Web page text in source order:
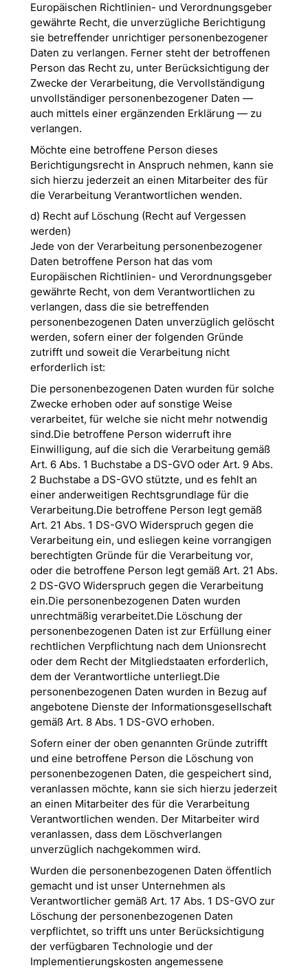
Europäischen Richtlinien- und Verordnungsgeber
gewährte Recht, die unverzügliche Berichtigung
sie betreffender unrichtiger personenbezogener
Daten zu verlangen. Ferner steht der betroffenen
Person das Recht zu, unter Berücksichtigung der
Zwecke der Verarbeitung, die Vervollständigung
unvollständiger personenbezogener Daten —
auch mittels einer ergänzenden Erklärung — zu
verlangen.
Möchte eine betroffene Person dieses
Berichtigungsrecht in Anspruch nehmen, kann sie
sich hierzu jederzeit an einen Mitarbeiter des für
die Verarbeitung Verantwortlichen wenden.
d) Recht auf Löschung (Recht auf Vergessen
werden)
Jede von der Verarbeitung personenbezogener
Daten betroffene Person hat das vom
Europäischen Richtlinien- und Verordnungsgeber
gewährte Recht, von dem Verantwortlichen zu
verlangen, dass die sie betreffenden
personenbezogenen Daten unverzüglich gelöscht
werden, sofern einer der folgenden Gründe
zutrifft und soweit die Verarbeitung nicht
erforderlich ist:
Die personenbezogenen Daten wurden für solche
Zwecke erhoben oder auf sonstige Weise
verarbeitet, für welche sie nicht mehr notwendig
sind.Die betroffene Person widerruft ihre
Einwilligung, auf die sich die Verarbeitung gemäß
Art. 6 Abs. 1 Buchstabe a DS-GVO oder Art. 9 Abs.
2 Buchstabe a DS-GVO stützte, und es fehlt an
einer anderweitigen Rechtsgrundlage für die
Verarbeitung.Die betroffene Person legt gemäß
Art. 21 Abs. 1 DS-GVO Widerspruch gegen die
Verarbeitung ein, und esliegen keine vorrangigen
berechtigten Gründe für die Verarbeitung vor,
oder die betroffene Person legt gemäß Art. 21 Abs.
2 DS-GVO Widerspruch gegen die Verarbeitung
ein.Die personenbezogenen Daten wurden
unrechtmäßig verarbeitet.Die Löschung der
personenbezogenen Daten ist zur Erfüllung einer
rechtlichen Verpflichtung nach dem Unionsrecht
oder dem Recht der Mitgliedstaaten erforderlich,
dem der Verantwortliche unterliegt.Die
personenbezogenen Daten wurden in Bezug auf
angebotene Dienste der Informationsgesellschaft
gemäß Art. 8 Abs. 1 DS-GVO erhoben.
Sofern einer der oben genannten Gründe zutrifft
und eine betroffene Person die Löschung von
personenbezogenen Daten, die gespeichert sind,
veranlassen möchte, kann sie sich hierzu jederzeit
an einen Mitarbeiter des für die Verarbeitung
Verantwortlichen wenden. Der Mitarbeiter wird
veranlassen, dass dem Löschverlangen
unverzüglich nachgekommen wird.
Wurden die personenbezogenen Daten öffentlich
gemacht und ist unser Unternehmen als
Verantwortlicher gemäß Art. 17 Abs. 1 DS-GVO zur
Löschung der personenbezogenen Daten
verpflichtet, so trifft uns unter Berücksichtigung
der verfügbaren Technologie und der
Implementierungskosten angemessene